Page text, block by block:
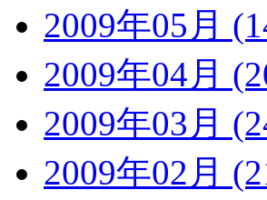
2009年05月
2009年04月
2009年03月
2009年02月